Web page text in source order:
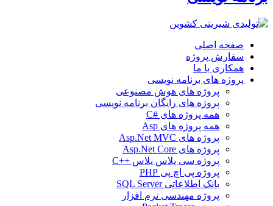
صفحه اصلی
سفارش پروژه
همکاری با ما
پروژه های برنامه نویسی
پروژه های هوش مصنوعی
پروژه های رایگان برنامه نویسی
همه پروژه های #C
همه پروژه های Asp
پروژه های Asp.Net MVC
پروژه های Asp.Net Core
پروژه سی پلاس پلاس ++C
پروژه پی اچ پی PHP
بانک اطلاعاتی SQL Server
پروژه مهندسی نرم افزار